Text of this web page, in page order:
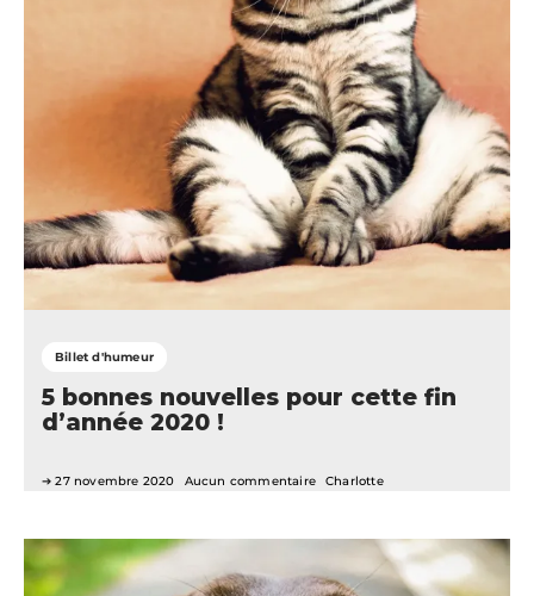
Billet d'humeur
5 bonnes nouvelles pour cette fin
d’année 2020 !
27 novembre 2020 Aucun commentaire Charlotte